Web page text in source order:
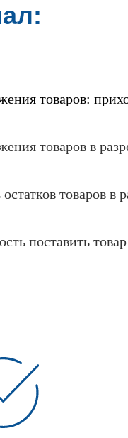
товаров:
товаров в
товаров в
поставить товар